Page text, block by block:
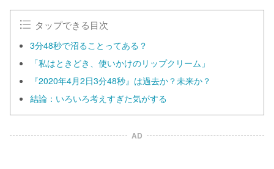
タップできる目次
3分48秒で沼ることってある？
「私はときどき、使いかけのリップクリーム」
『2020年4月2日3分48秒』は過去か？未来か？
結論：いろいろ考えすぎた気がする
AD